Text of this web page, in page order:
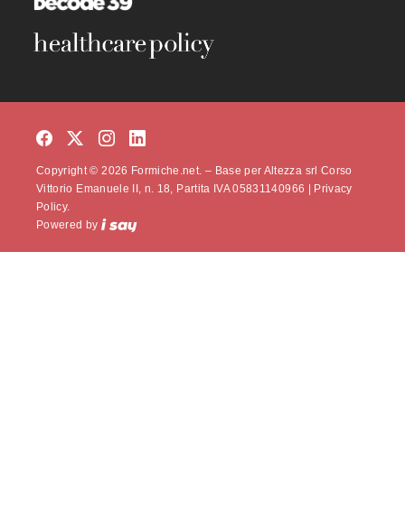
Copyright © 2026 Formiche.net. – Base per Altezza srl Corso
Vittorio Emanuele II, n. 18, Partita IVA 05831140966 | Privacy
Policy.
Powered by